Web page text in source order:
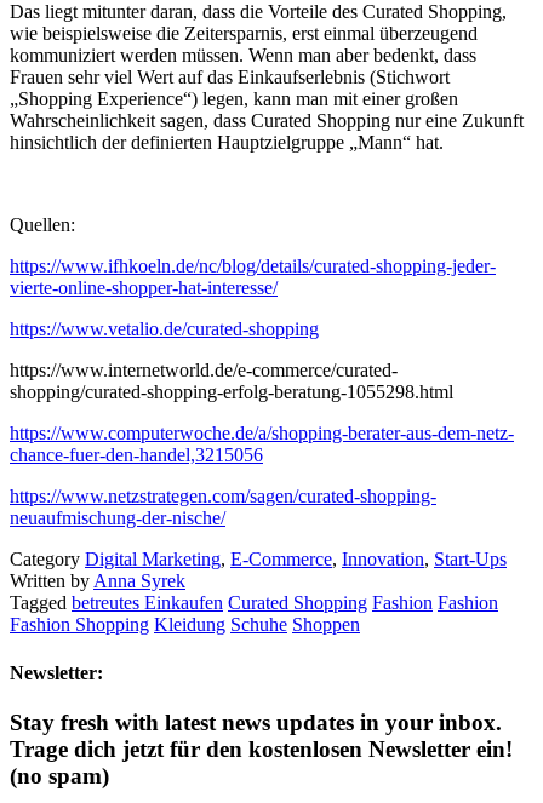
Das liegt mitunter daran, dass die Vorteile des Curated Shopping,
wie beispielsweise die Zeitersparnis, erst einmal überzeugend
kommuniziert werden müssen. Wenn man aber bedenkt, dass
Frauen sehr viel Wert auf das Einkaufserlebnis (Stichwort
„Shopping Experience“) legen, kann man mit einer großen
Wahrscheinlichkeit sagen, dass Curated Shopping nur eine Zukunft
hinsichtlich der definierten Hauptzielgruppe „Mann“ hat.
Quellen:
https://www.ifhkoeln.de/nc/blog/details/curated-shopping-jeder-
vierte-online-shopper-hat-interesse/
https://www.vetalio.de/curated-shopping
https://www.internetworld.de/e-commerce/curated-
shopping/curated-shopping-erfolg-beratung-1055298.html
https://www.computerwoche.de/a/shopping-berater-aus-dem-netz-
chance-fuer-den-handel,3215056
https://www.netzstrategen.com/sagen/curated-shopping-
neuaufmischung-der-nische/
Category Digital Marketing, E-Commerce, Innovation, Start-Ups
Written byAnna Syrek
Tagged betreutes Einkaufen Curated Shopping Fashion Fashion
Fashion Shopping Kleidung Schuhe Shoppen
Newsletter:
Stay fresh with latest news updates in your inbox.
Trage dich jetzt für den kostenlosen Newsletter ein!
(no spam)